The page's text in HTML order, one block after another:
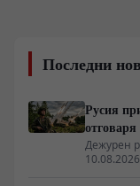
Последни
Русия
могъл да
Дежурен